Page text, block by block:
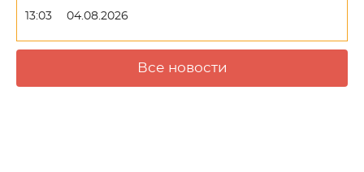
13:03 04.08.2026
Все новости